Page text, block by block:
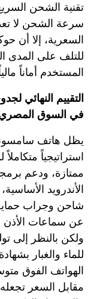
تقنية الشحن
سرعة الشحن لا
السعرية، إلا أن
للتلف على المدى
المستخدم أماناً
التقييم النهائي
في السوق
يظل هاتف
استراتيجياً
ممتازة، ودعم
الأندرويد
شاحن وجراب حماية
عن سماعات الأذن
ولكن بالنظر إلى
للماء والغبار
الهواتف الفوق
مقابل السعر تجعله